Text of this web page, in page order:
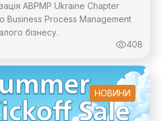
ABPMP Ukraine Chapter
Business Process Management
бізнесу.
408
НОВИНИ